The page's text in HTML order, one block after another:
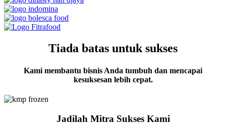
Tiada batas untuk sukses
Kami membantu bisnis Anda tumbuh dan mencapai
kesuksesan lebih cepat.
Jadilah Mitra Sukses Kami